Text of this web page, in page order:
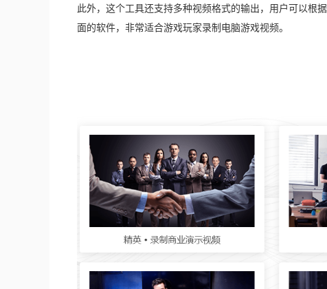
此外，这个工具还支持多种视频格式的输出，用户可以根
面的软件，非常适合游戏玩家录制电脑游戏视频。